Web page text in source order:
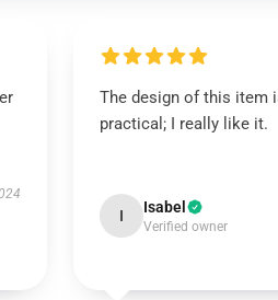
The design of this item
practical; I really like it.
I Isabel
Verified owner